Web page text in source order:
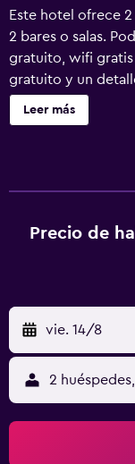
Este hotel ofrece
2 bares o salas.
gratuito, wifi gratis
gratuito y un
encontrarás un bar
un bar-cafetería.
baños están
ofrece servicio de
pueden practicar
que se indican
alojamiento (es
Leer más
Precio de
vie. 14/8
2